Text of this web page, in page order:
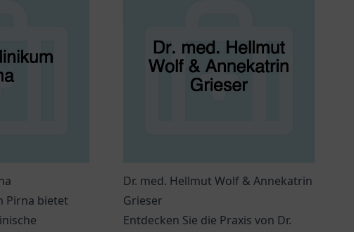
Pirna bietet
Dr. med. Hellmut Wolf & Annekatrin
Grieser
Entdecken Sie die Praxis von Dr.